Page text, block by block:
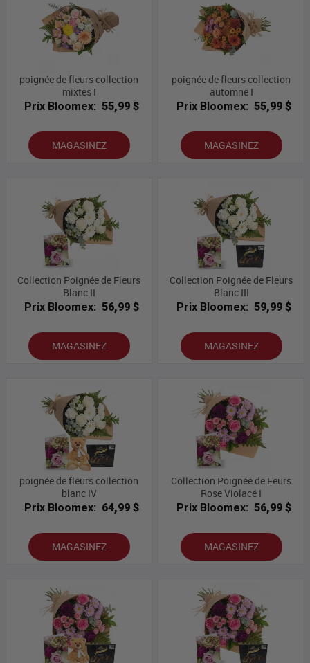
poignée de fleurs collection
mixtes I
Prix Bloomex: 55,99 $
MAGASINEZ
poignée de fleurs collection
automne I
Prix Bloomex: 55,99 $
MAGASINEZ
Collection Poignée de Fleurs
Blanc II
Prix Bloomex: 56,99 $
MAGASINEZ
Collection Poignée de Fleurs
Blanc III
Prix Bloomex: 59,99 $
MAGASINEZ
poignée de fleurs collection
blanc IV
Prix Bloomex: 64,99 $
MAGASINEZ
Collection Poignée de Feurs
Rose Violacé I
Prix Bloomex: 56,99 $
MAGASINEZ